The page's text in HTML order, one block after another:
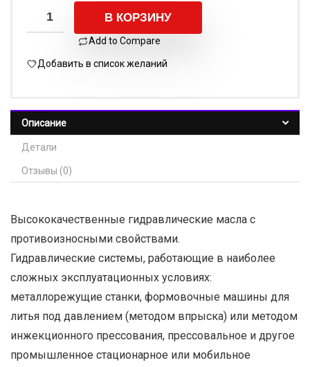
В КОРЗИНУ
Add to Compare
Добавить в список желаний
Описание
Детали
Отзывы (0)
Высококачественные гидравлические масла с
противоизносными свойствами.
Гидравлические системы, работающие в наиболее
сложных эксплуатационных условиях:
металлорежущие станки, формовочные машины для
литья под давлением (методом впрыска) или методом
инжекционного прессования, прессовальное и другое
промышленное стационарное или мобильное